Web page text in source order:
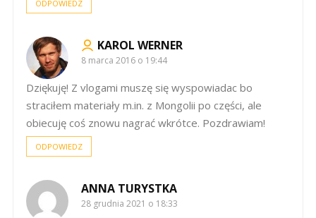
ODPOWIEDZ
KAROL WERNER
8 marca 2016 o 19:44
Dziękuję! Z vlogami muszę się wyspowiadac bo
straciłem materiały m.in. z Mongolii po części, ale
obiecuję coś znowu nagrać wkrótce. Pozdrawiam!
ODPOWIEDZ
ANNA TURYSTKA
28 grudnia 2021 o 18:33